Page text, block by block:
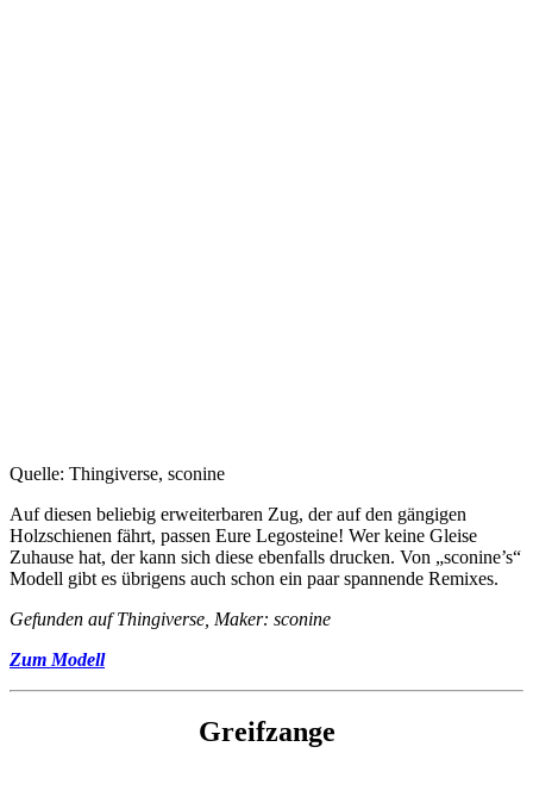
Quelle: Thingiverse, sconine
Auf diesen beliebig erweiterbaren Zug, der auf den gängigen
Holzschienen fährt, passen Eure Legosteine! Wer keine Gleise
Zuhause hat, der kann sich diese ebenfalls drucken. Von „sconine’s“
Modell gibt es übrigens auch schon ein paar spannende Remixes.
Gefunden auf Thingiverse, Maker: sconine
Zum Modell
Greifzange